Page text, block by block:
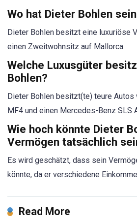
Wo hat Dieter Bohlen
Dieter Bohlen besitzt eine luxuriöse
einen Zweitwohnsitz auf Mallorca.
Welche Luxusgüter
Bohlen?
Dieter Bohlen besitzt(te) teure Autos
MF4 und einen Mercedes-Benz SLS
Wie hoch könnte Dieter
Vermögen tatsächlich
Es wird geschätzt, dass sein
könnte, da er verschiedene
Read More